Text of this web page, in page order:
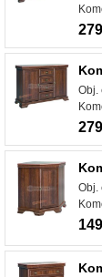
Obj.
Obj.